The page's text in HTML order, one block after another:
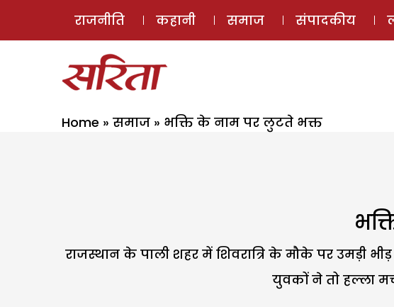
राजनीति कहानी समाज संपादकीय
Home » समाज » भक्ति के नाम पर लुटते भक्त
राजस्थान के पाली शहर में शिवरात्रि के मौके पर उमड़ी
युवकों ने तो हल्ला